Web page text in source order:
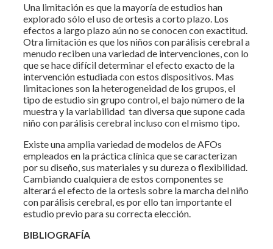
Una limitación es que la mayoría de estudios han
explorado sólo el uso de ortesis a corto plazo. Los
efectos a largo plazo aún no se conocen con exactitud.
Otra limitación es que los niños con parálisis cerebral a
menudo reciben una variedad de intervenciones, con lo
que se hace difícil determinar el efecto exacto de la
intervención estudiada con estos dispositivos. Mas
limitaciones son la heterogeneidad de los grupos, el
tipo de estudio sin grupo control, el bajo número de la
muestra y la variabilidad tan diversa que supone cada
niño con parálisis cerebral incluso con el mismo tipo.
Existe una amplia variedad de modelos de AFOs
empleados en la práctica clínica que se caracterizan
por su diseño, sus materiales y su dureza o flexibilidad.
Cambiando cualquiera de estos componentes se
alterará el efecto de la ortesis sobre la marcha del niño
con parálisis cerebral, es por ello tan importante el
estudio previo para su correcta elección.
BIBLIOGRAFÍA